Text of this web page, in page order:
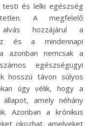
és lelki egészség
A megfelelő
hozzájárul a
és a mindennapi
azonban nemcsak a
egészségügyi
hosszú távon súlyos
úgy vélik, hogy a
amely néhány
Azonban a krónikus
okozhat, amelyeket